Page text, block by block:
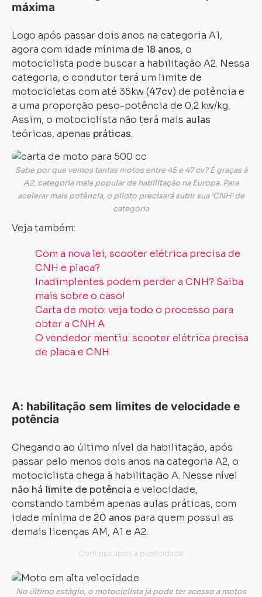
máxima
Logo após passar dois anos na categoria A1,
agora com idade mínima de 18 anos, o
motociclista pode buscar a habilitação A2. Nessa
categoria, o condutor terá um limite de
motocicletas com até 35kw (47cv) de potência e
a uma proporção peso-potência de 0,2 kw/kg,
Assim, o motociclista não terá mais aulas
teóricas, apenas práticas.
Sabe por que vemos tantas motos entre 45 e 47 cv? É graças à
A2, categoria mais popular de habilitação na Europa. Para
acelerar mais potência, o piloto precisará subir sua ‘CNH’ de
categoria
Veja também:
Com a nova lei, scooter elétrica precisa de
CNH e placa?
Inadimplentes podem perder a CNH? Saiba
mais sobre o caso!
Carta de moto: veja todo o processo para
obter a CNH A
O vendedor mentiu: scooter elétrica precisa
de placa e CNH
A: habilitação sem limites de velocidade e
potência
Chegando ao último nível da habilitação, após
passar pelo menos dois anos na categoria A2, o
motociclista chega à habilitação A. Nesse nível
não há limite de potência e velocidade,
constando também apenas aulas práticas, com
idade mínima de 20 anos para quem possui as
demais licenças AM, A1 e A2.
No último estágio, o motociclista já pode ter acesso a motos
Carregando...
Carregando...